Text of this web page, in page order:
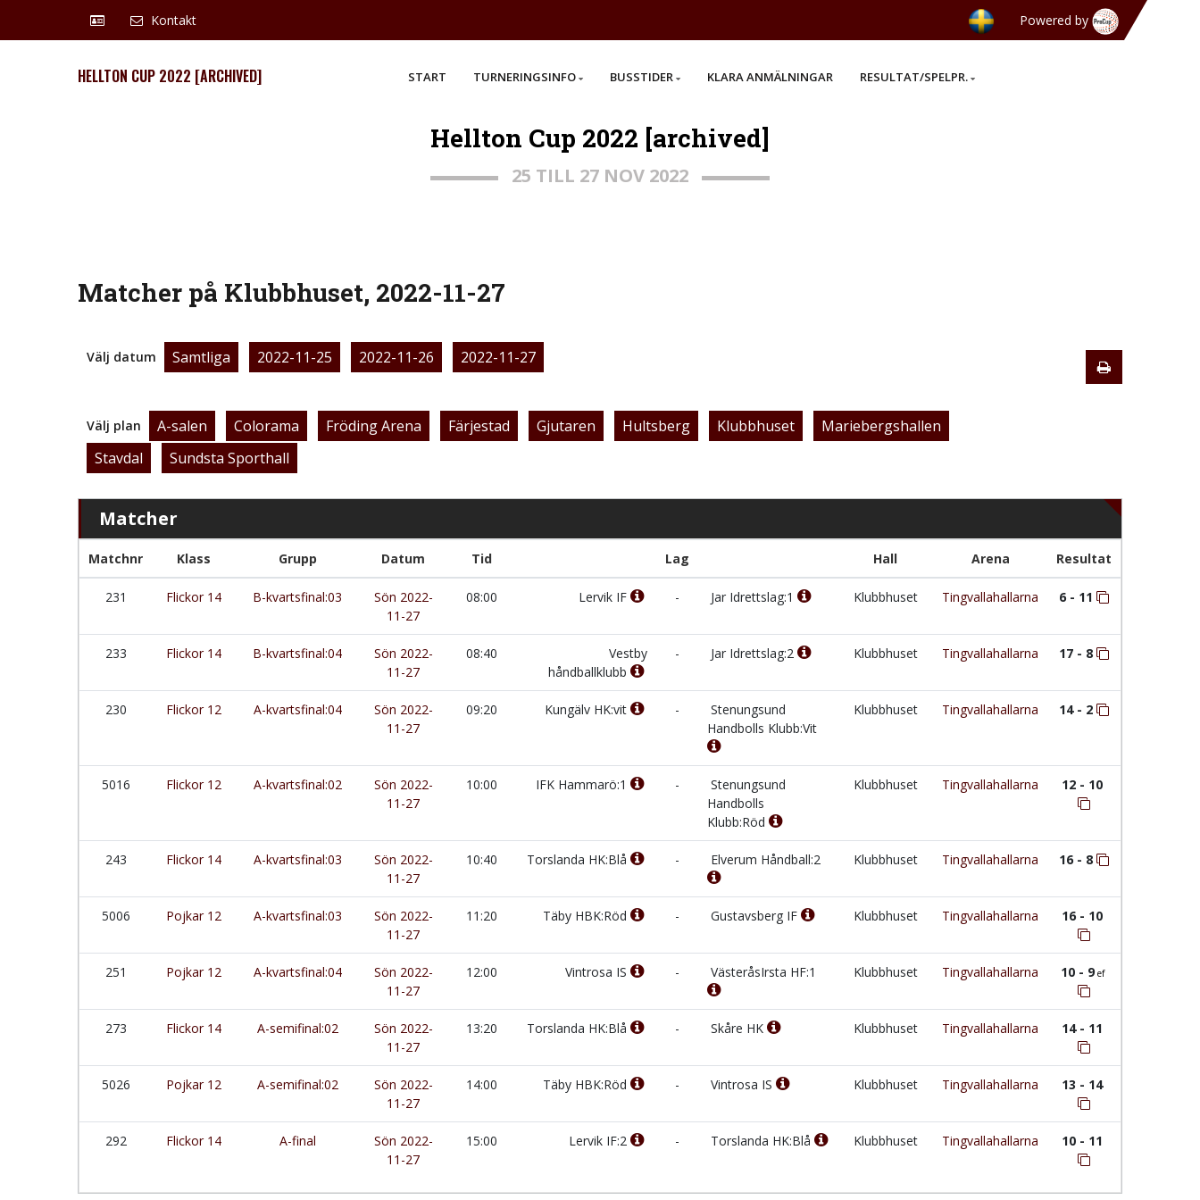
Kontakt Powered by
HELLTON CUP 2022 [ARCHIVED] START TURNERINGSINFO BUSSTIDER KLARA ANMÄLNINGAR RESULTAT/SPELPR.
Hellton Cup 2022 [archived]
25 TILL 27 NOV 2022
Matcher på Klubbhuset, 2022-11-27
Välj datum Samtliga 2022-11-25 2022-11-26 2022-11-27
Välj plan A-salen Colorama Fröding Arena Färjestad Gjutaren Hultsberg Klubbhuset
Mariebergshallen
Stavdal
Sundsta Sporthall
Matcher
Matchnr Klass Grupp Datum Tid Lag Hall Arena Resultat
231 Flickor 14 B-kvartsfinal:03
Sön 2022-
11-27
08:00 Lervik IF - Jar Idrettslag:1 Klubbhuset Tingvallahallarna 6 - 11
233 Flickor 14 B-kvartsfinal:04
Sön 2022-
11-27
08:40
Vestby
håndballklubb
- Jar Idrettslag:2 Klubbhuset Tingvallahallarna 17 - 8
230 Flickor 12 A-kvartsfinal:04
Sön 2022-
11-27
09:20 Kungälv HK:vit -
Stenungsund
Handbolls Klubb:Vit
Klubbhuset Tingvallahallarna 14 - 2
5016 Flickor 12 A-kvartsfinal:02
Sön 2022-
11-27
10:00 IFK Hammarö:1 -
Stenungsund
Handbolls
Klubb:Röd
Klubbhuset Tingvallahallarna 12 - 10
243 Flickor 14 A-kvartsfinal:03
Sön 2022-
11-27
10:40 Torslanda HK:Blå - Elverum Håndball:2 Klubbhuset Tingvallahallarna 16 - 8
5006 Pojkar 12 A-kvartsfinal:03
Sön 2022-
11-27
11:20 Täby HBK:Röd - Gustavsberg IF Klubbhuset Tingvallahallarna 16 - 10
251 Pojkar 12 A-kvartsfinal:04
Sön 2022-
11-27
12:00 Vintrosa IS - VästeråsIrsta HF:1 Klubbhuset Tingvallahallarna 10 - 9ef
273 Flickor 14 A-semifinal:02
Sön 2022-
11-27
13:20 Torslanda HK:Blå - Skåre HK Klubbhuset Tingvallahallarna 14 - 11
5026 Pojkar 12 A-semifinal:02
Sön 2022-
11-27
14:00 Täby HBK:Röd - Vintrosa IS Klubbhuset Tingvallahallarna 13 - 14
292 Flickor 14 A-final
Sön 2022-
11-27
15:00 Lervik IF:2 - Torslanda HK:Blå Klubbhuset Tingvallahallarna 10 - 11